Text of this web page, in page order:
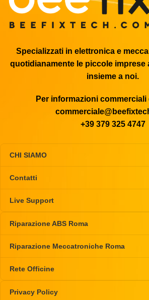
Specializzati in elettronica e
quotidianamente le piccole imprese
insieme a noi.
Per informazioni commerciali
+39 379 325 4747
CHI SIAMO
Contatti
Live Support
Riparazione ABS Roma
Riparazione Meccatroniche Roma
Rete Officine
Privacy Policy